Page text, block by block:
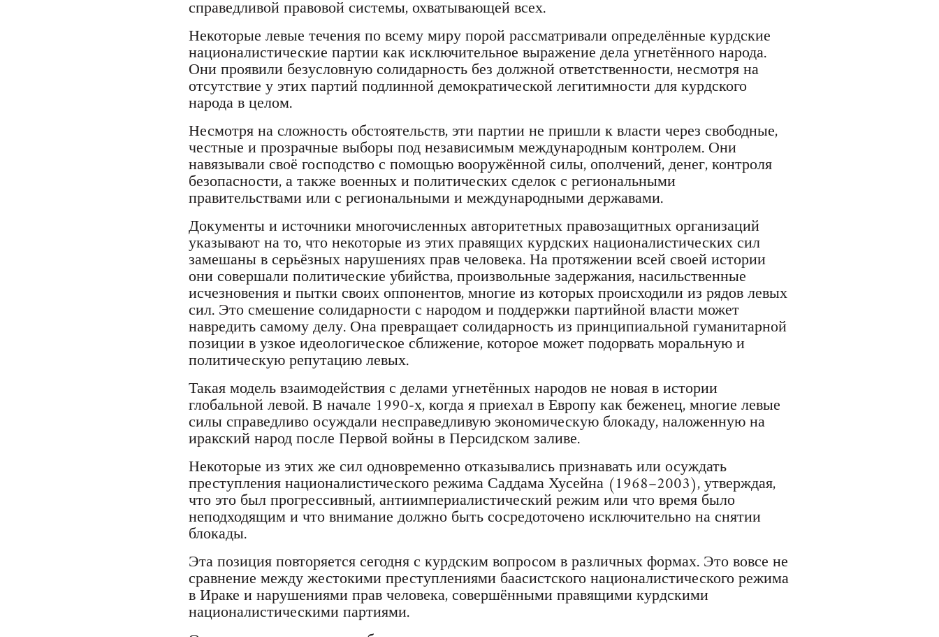
справедливой правовой системы, охватывающей всех.
Некоторые левые течения по всему миру порой рассматривали определённые курдские
националистические партии как исключительное выражение дела угнетённого народа.
Они проявили безусловную солидарность без должной ответственности, несмотря на
отсутствие у этих партий подлинной демократической легитимности для курдского
народа в целом.
Несмотря на сложность обстоятельств, эти партии не пришли к власти через свободные,
честные и прозрачные выборы под независимым международным контролем. Они
навязывали своё господство с помощью вооружённой силы, ополчений, денег, контроля
безопасности, а также военных и политических сделок с региональными
правительствами или с региональными и международными державами.
Документы и источники многочисленных авторитетных правозащитных организаций
указывают на то, что некоторые из этих правящих курдских националистических сил
замешаны в серьёзных нарушениях прав человека. На протяжении всей своей истории
они совершали политические убийства, произвольные задержания, насильственные
исчезновения и пытки своих оппонентов, многие из которых происходили из рядов левых
сил. Это смешение солидарности с народом и поддержки партийной власти может
навредить самому делу. Она превращает солидарность из принципиальной гуманитарной
позиции в узкое идеологическое сближение, которое может подорвать моральную и
политическую репутацию левых.
Такая модель взаимодействия с делами угнетённых народов не новая в истории
глобальной левой. В начале 1990-х, когда я приехал в Европу как беженец, многие левые
силы справедливо осуждали несправедливую экономическую блокаду, наложенную на
иракский народ после Первой войны в Персидском заливе.
Некоторые из этих же сил одновременно отказывались признавать или осуждать
преступления националистического режима Саддама Хусейна (1968–2003), утверждая,
что это был прогрессивный, антиимпериалистический режим или что время было
неподходящим и что внимание должно быть сосредоточено исключительно на снятии
блокады.
Эта позиция повторяется сегодня с курдским вопросом в различных формах. Это вовсе не
сравнение между жестокими преступлениями баасистского националистического режима
в Ираке и нарушениями прав человека, совершёнными правящими курдскими
националистическими партиями.